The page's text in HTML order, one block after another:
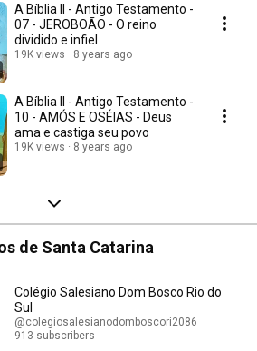
A Bíblia II - Antigo Testamento -
07 - JEROBOÃO - O reino
dividido e infiel
19K views 8 years ago
A Bíblia II - Antigo Testamento -
10 - AMÓS E OSÉIAS - Deus
ama e castiga seu povo
19K views 8 years ago
de Santa Catarina
Colégio Salesiano Dom Bosco Rio do
Sul
@colegiosalesianodomboscori2086
913 subscribers